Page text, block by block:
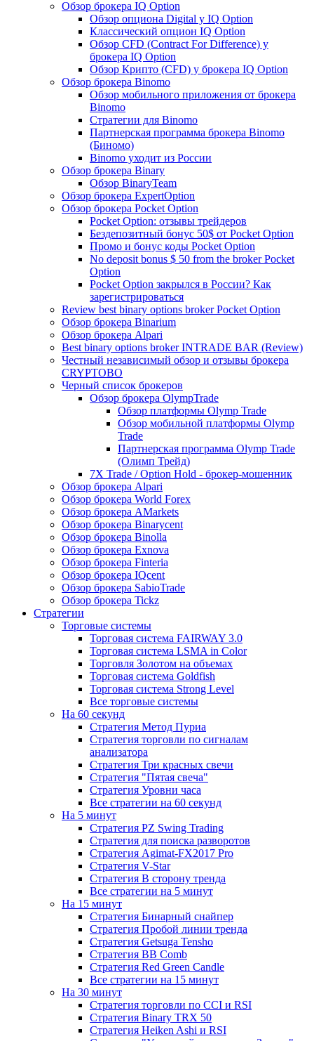
Обзор брокера IQ Option
Обзор опциона Digital у IQ Option
Классический опцион IQ Option
Обзор CFD (Contract For Difference) у
брокера IQ Option
Обзор Крипто (CFD) у брокера IQ Option
Обзор брокера Binomo
Обзор мобильного приложения от брокера
Binomo
Стратегии для Binomo
Партнерская программа брокера Binomo
(Биномо)
Binomo уходит из России
Обзор брокера Binary
Обзор BinaryTeam
Обзор брокера ExpertOption
Обзор брокера Pocket Option
Pocket Option: отзывы трейдеров
Бездепозитный бонус 50$ от Pocket Option
Промо и бонус коды Pocket Option
No deposit bonus $ 50 from the broker Pocket
Option
Pocket Option закрылся в России? Как
зарегистрироваться
Review best binary options broker Pocket Option
Обзор брокера Binarium
Обзор брокера Alpari
Best binary options broker INTRADE BAR (Review)
Честный независимый обзор и отзывы брокера
CRYPTOBO
Черный список брокеров
Обзор брокера OlympTrade
Обзор платформы Olymp Trade
Обзор мобильной платформы Olymp
Trade
Партнерская программа Olymp Trade
(Олимп Трейд)
7X Trade / Option Hold - брокер-мошенник
Обзор брокера Alpari
Обзор брокера World Forex
Обзор брокера AMarkets
Обзор брокера Binarycent
Обзор брокера Binolla
Обзор брокера Exnova
Обзор брокера Finteria
Обзор брокера IQcent
Обзор брокера SabioTrade
Обзор брокера Tickz
Стратегии
Торговые системы
Торговая система FAIRWAY 3.0
Торговая система LSMA in Color
Торговля Золотом на объемах
Торговая система Goldfish
Торговая система Strong Level
Все торговые системы
На 60 секунд
Стратегия Метод Пуриа
Стратегия торговли по сигналам
анализатора
Стратегия Три красных свечи
Стратегия "Пятая свеча"
Стратегия Уровни часа
Все стратегии на 60 секунд
На 5 минут
Стратегия PZ Swing Trading
Стратегия для поиска разворотов
Стратегия Agimat-FX2017 Pro
Стратегия V-Star
Стратегия В сторону тренда
Все стратегии на 5 минут
На 15 минут
Стратегия Бинарный снайпер
Стратегия Пробой линии тренда
Стратегия Getsuga Tensho
Стратегия ВВ Comb
Стратегия Red Green Candle
Все стратегии на 15 минут
На 30 минут
Стратегия торговли по CCI и RSI
Стратегия Binary TRX 50
Стратегия Heiken Ashi и RSI